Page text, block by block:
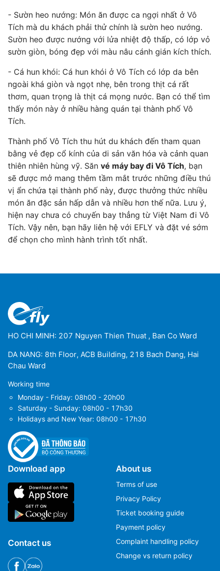
- Sườn heo nướng: Món ăn được ca ngợi nhất ở Vô
Tích mà du khách phải thử chính là sườn heo nướng.
Sườn heo được nướng với lửa nhiệt độ thấp, có lớp vỏ
sườn giòn, bóng đẹp với màu nâu cánh gián kích thích.
- Cá hun khói: Cá hun khói ở Vô Tích có lớp da bên
ngoài khá giòn và ngọt nhẹ, bên trong thịt cá rất
thơm, quan trọng là thịt cá mọng nước. Bạn có thể tìm
thấy món này ở nhiều hàng quán tại thành phố Vô
Tích.
Thành phố Vô Tích thu hút du khách đến tham quan
bằng vẻ đẹp cổ kính của di sản văn hóa và cảnh quan
thiên nhiên hùng vỹ. Săn vé máy bay đi Vô Tích, bạn
sẽ được mở mang thêm tầm mắt trước những điều thú
vị ẩn chứa tại thành phố này, được thưởng thức nhiều
món ăn đặc sản hấp dẫn và nhiều hơn thế nữa. Lưu ý,
hiện nay chưa có chuyến bay thẳng từ Việt Nam đi Vô
Tích. Vậy nên, bạn hãy liên hệ với EFLY và đặt vé sớm
để chọn cho mình hành trình tốt nhất.
HO CHI MINH: 207 Nguyen Thien Thuat , Ban Co Ward
DA NANG: 8th Floor, ACB Building, 218 Bach Dang, Hai
Chau Ward
Working time
Monday - Friday: 08h00 - 20h00
Saturday - Sunday: 08h00 - 17h30
Holidays and New Year: 08h00 - 17h30
Download app
Contact us
About us
Terms of use
Privacy Policy
Ticket booking guide
Payment policy
Complaint handling policy
Change vs return policy